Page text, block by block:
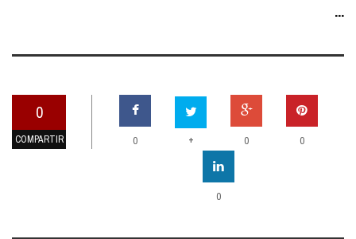
...
0
COMPARTIR 0 + 0 0
0